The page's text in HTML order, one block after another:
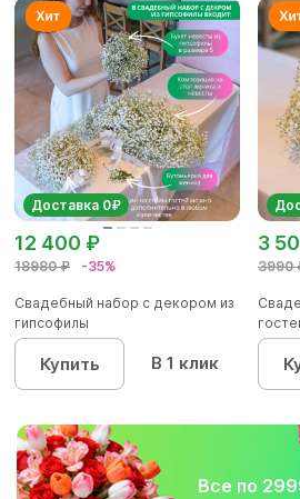
Доставка 0₽
18980 ₽ -35%
12 400 ₽
Свадебный набор с декором из
гипсофилы
Купить В 1 клик
3990
3
Все по